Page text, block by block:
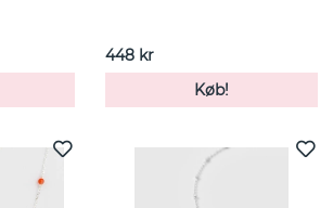
448 kr
Køb!